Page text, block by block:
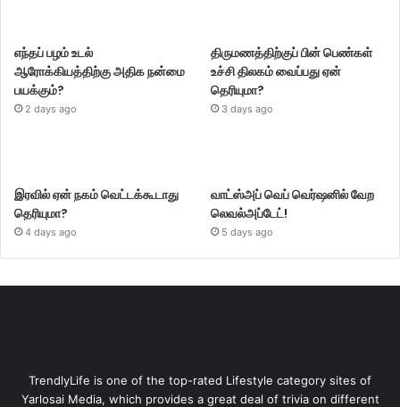
எந்தப் பழம் உடல்
ஆரோக்கியத்திற்கு அதிக நன்மை
பயக்கும்?
2 days ago
திருமணத்திற்குப் பின் பெண்கள்
உச்சி திலகம் வைப்பது ஏன்
தெரியுமா?
3 days ago
இரவில் ஏன் நகம் வெட்டக்கூடாது
தெரியுமா?
4 days ago
வாட்ஸ்அப் வெப் வெர்ஷனில் வேற
லெவல்அப்டேட்!
5 days ago
TrendlyLife is one of the top-rated Lifestyle category sites of
Yarlosai Media, which provides a great deal of trivia on different